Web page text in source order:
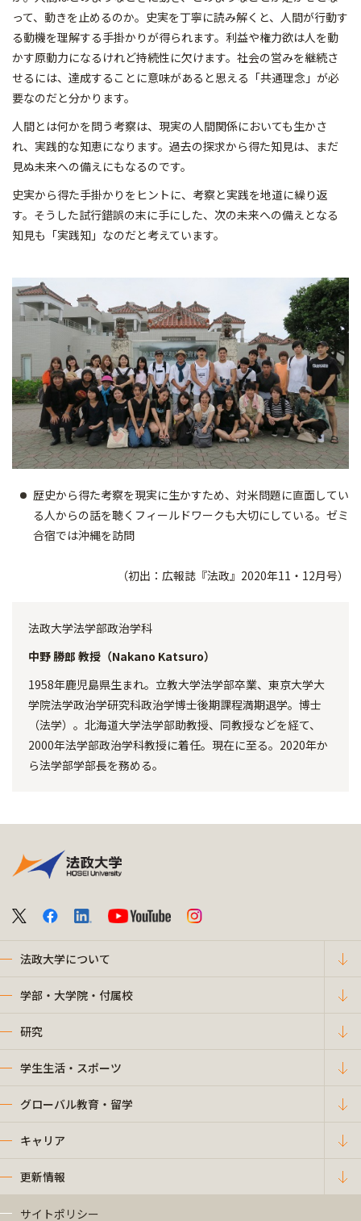
って、動きを止めるのか。史実を丁寧に読み解くと、人間が行動す
る動機を理解する手掛かりが得られます。利益や権力欲は人を動
かす原動力になるけれど持続性に欠けます。社会の営みを継続さ
せるには、達成することに意味があると思える「共通理念」が必
要なのだと分かります。
人間とは何かを問う考察は、現実の人間関係においても生かさ
れ、実践的な知恵になります。過去の探求から得た知見は、まだ
見ぬ未来への備えにもなるのです。
史実から得た手掛かりをヒントに、考察と実践を地道に繰り返
す。そうした試行錯誤の末に手にした、次の未来への備えとなる
知見も「実践知」なのだと考えています。
歴史から得た考察を現実に生かすため、対米問題に直面してい
る人からの話を聴くフィールドワークも大切にしている。ゼミ
合宿では沖縄を訪問
（初出：広報誌『法政』2020年11・12月号）
法政大学法学部政治学科
中野 勝郎 教授（Nakano Katsuro）
1958年鹿児島県生まれ。立教大学法学部卒業、東京大学大
学院法学政治学研究科政治学博士後期課程満期退学。博士
（法学）。北海道大学法学部助教授、同教授などを経て、
2000年法学部政治学科教授に着任。現在に至る。2020年か
ら法学部学部長を務める。
法政大学について
学部・大学院・付属校
研究
学生生活・スポーツ
グローバル教育・留学
キャリア
更新情報
サイトポリシー